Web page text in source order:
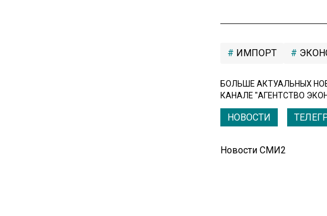
ИМПОРТ
БОЛЬШЕ АКТУАЛЬНЫХ
КАНАЛЕ "АГЕНТСТВО
НОВОСТИ
Новости СМИ2